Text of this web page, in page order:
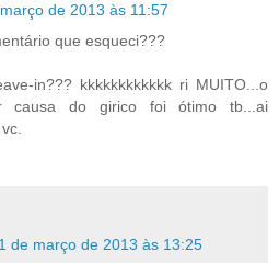
de 2013 às 11:57
que esqueci???
in??? kkkkkkkkkkkk ri MUITO...o
causa do girico foi ótimo tb...ai
de março de 2013 às 13:25